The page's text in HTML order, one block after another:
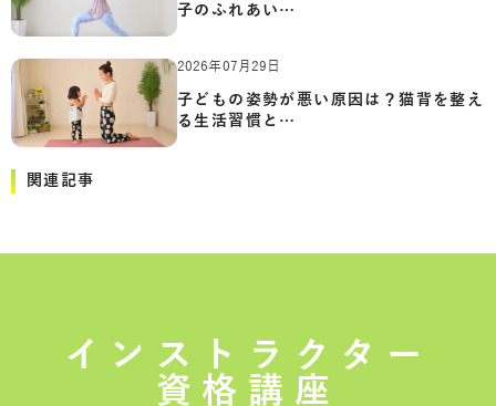
子のふれあい…
2026年07月29日
子どもの姿勢が悪い原因は？猫背を整え
る生活習慣と…
関連記事
インストラクター
資格講座